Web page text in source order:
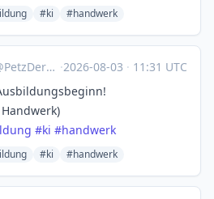
#ki #handwerk
PetzDerBert@troet.cafe ·2026-08-03 · 11:31 UTC
#ki #handwerk
#ki #handwerk